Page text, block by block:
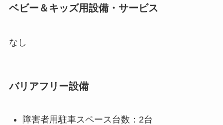
ベビー＆キッズ用設備・サービス
なし
バリアフリー設備
障害者用駐車スペース台数：2台